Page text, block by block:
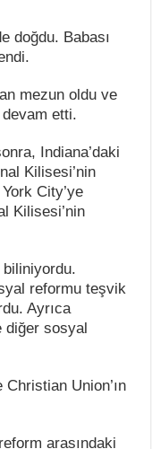
doğdu. Babası
mezun oldu ve
devam etti.
Indiana’daki
Kilisesi’nin
City’ye
Kilisesi’nin
reformu teşvik
Ayrıca
diğer sosyal
Christian Union’ın
arasındaki